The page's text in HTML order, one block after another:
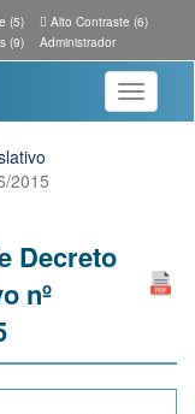
(5)
Alto Contraste (6)
(9) Administrador
Toggle
2015
Decreto
nº